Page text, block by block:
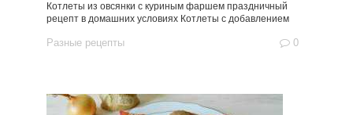
Котлеты из овсянки с куриным фаршем праздничный
рецепт в домашних условиях Котлеты с добавлением
Разные рецепты 0